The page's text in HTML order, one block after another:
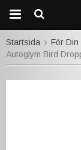
Startsida För Din
Autoglym Bird